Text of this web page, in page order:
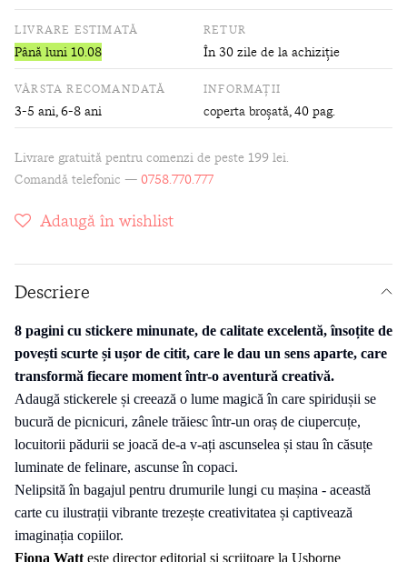
LIVRARE ESTIMATĂ
Până luni 10.08
RETUR
În 30 zile de la achiziție
VÂRSTA RECOMANDATĂ
3-5 ani, 6-8 ani
INFORMAȚII
coperta broșată, 40 pag.
Livrare gratuită pentru comenzi de peste 199 lei.
Comandă telefonic — 0758.770.777
Adaugă în wishlist
Descriere
8 pagini cu stickere minunate, de calitate excelentă, însoțite de
povești scurte și ușor de citit, care le dau un sens aparte, care
transformă fiecare moment într-o aventură creativă.
Adaugă stickerele și creează o lume magică în care spiridușii se
bucură de picnicuri, zânele trăiesc într-un oraș de ciupercuțe,
locuitorii pădurii se joacă de-a v-ați ascunselea și stau în căsuțe
luminate de felinare, ascunse în copaci.
Nelipsită în bagajul pentru drumurile lungi cu mașina - această
carte cu ilustrații vibrante trezește creativitatea și captivează
imaginația copiilor.
Fiona Watt este director editorial și scriitoare la Usborne